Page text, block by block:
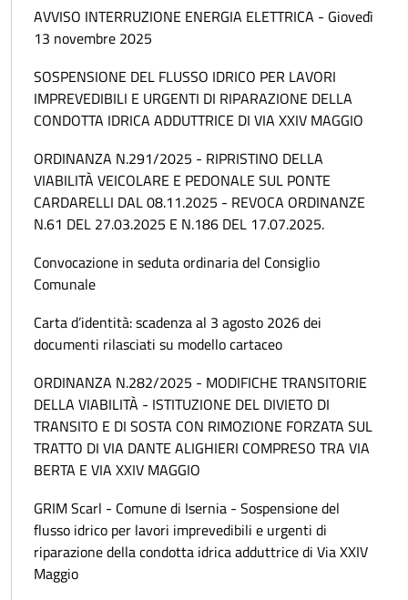
AVVISO INTERRUZIONE ENERGIA ELETTRICA - Giovedì
13 novembre 2025
SOSPENSIONE DEL FLUSSO IDRICO PER LAVORI
IMPREVEDIBILI E URGENTI DI RIPARAZIONE DELLA
CONDOTTA IDRICA ADDUTTRICE DI VIA XXIV MAGGIO
ORDINANZA N.291/2025 - RIPRISTINO DELLA
VIABILITÀ VEICOLARE E PEDONALE SUL PONTE
CARDARELLI DAL 08.11.2025 - REVOCA ORDINANZE
N.61 DEL 27.03.2025 E N.186 DEL 17.07.2025.
Convocazione in seduta ordinaria del Consiglio
Comunale
Carta d’identità: scadenza al 3 agosto 2026 dei
documenti rilasciati su modello cartaceo
ORDINANZA N.282/2025 - MODIFICHE TRANSITORIE
DELLA VIABILITÀ - ISTITUZIONE DEL DIVIETO DI
TRANSITO E DI SOSTA CON RIMOZIONE FORZATA SUL
TRATTO DI VIA DANTE ALIGHIERI COMPRESO TRA VIA
BERTA E VIA XXIV MAGGIO
GRIM Scarl - Comune di Isernia - Sospensione del
flusso idrico per lavori imprevedibili e urgenti di
riparazione della condotta idrica adduttrice di Via XXIV
Maggio